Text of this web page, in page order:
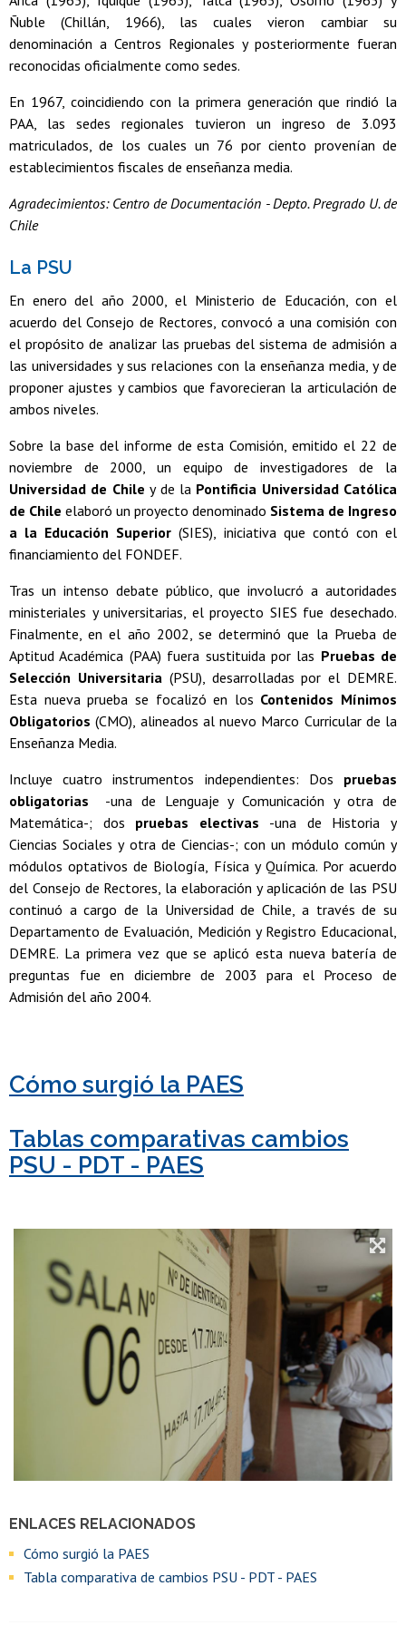
ENLACES RELACIONADOS
Cómo surgió la PAES
Tabla comparativa de cambios PSU - PDT - PAES
Ñuble (Chillán, 1966), las cuales vieron cambiar su
denominación a Centros Regionales y posteriormente fueran
reconocidas oficialmente como sedes.
En 1967, coincidiendo con la primera generación que rindió la
PAA, las sedes regionales tuvieron un ingreso de 3.093
matriculados, de los cuales un 76 por ciento provenían de
establecimientos fiscales de enseñanza media.
Agradecimientos: Centro de Documentación - Depto. Pregrado U. de
Chile
La PSU
En enero del año 2000, el Ministerio de Educación, con el
acuerdo del Consejo de Rectores, convocó a una comisión con
el propósito de analizar las pruebas del sistema de admisión a
las universidades y sus relaciones con la enseñanza media, y de
proponer ajustes y cambios que favorecieran la articulación de
ambos niveles.
Sobre la base del informe de esta Comisión, emitido el 22 de
noviembre de 2000, un equipo de investigadores de la
Universidad de Chile y de la Pontificia Universidad Católica
de Chile elaboró un proyecto denominado Sistema de Ingreso
a la Educación Superior (SIES), iniciativa que contó con el
financiamiento del FONDEF.
Tras un intenso debate público, que involucró a autoridades
ministeriales y universitarias, el proyecto SIES fue desechado.
Finalmente, en el año 2002, se determinó que la Prueba de
Aptitud Académica (PAA) fuera sustituida por las Pruebas de
Selección Universitaria (PSU), desarrolladas por el DEMRE.
Esta nueva prueba se focalizó en los Contenidos Mínimos
Obligatorios (CMO), alineados al nuevo Marco Curricular de la
Enseñanza Media.
Incluye cuatro instrumentos independientes: Dos pruebas
obligatorias -una de Lenguaje y Comunicación y otra de
Matemática-; dos pruebas electivas -una de Historia y
Ciencias Sociales y otra de Ciencias-; con un módulo común y
módulos optativos de Biología, Física y Química. Por acuerdo
del Consejo de Rectores, la elaboración y aplicación de las PSU
continuó a cargo de la Universidad de Chile, a través de su
Departamento de Evaluación, Medición y Registro Educacional,
DEMRE. La primera vez que se aplicó esta nueva batería de
preguntas fue en diciembre de 2003 para el Proceso de
Admisión del año 2004.
Cómo surgió la PAES
Tablas comparativas cambios
PSU - PDT - PAES